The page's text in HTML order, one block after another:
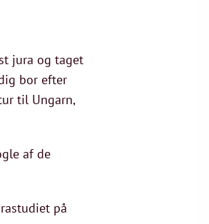
jura og taget
bor efter
til Ungarn,
af de
på